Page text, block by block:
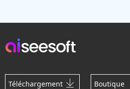
Téléchargement Boutique